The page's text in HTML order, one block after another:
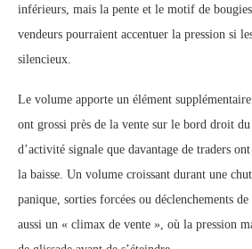
inférieurs, mais la pente et le motif de
vendeurs pourraient accentuer la pression si
silencieux.
Le volume apporte un élément
ont grossi près de la vente sur le bord droit du
d’activité signale que davantage de traders
la baisse. Un volume croissant durant une
panique, sorties forcées ou déclenchements
aussi un « climax de vente », où la pression